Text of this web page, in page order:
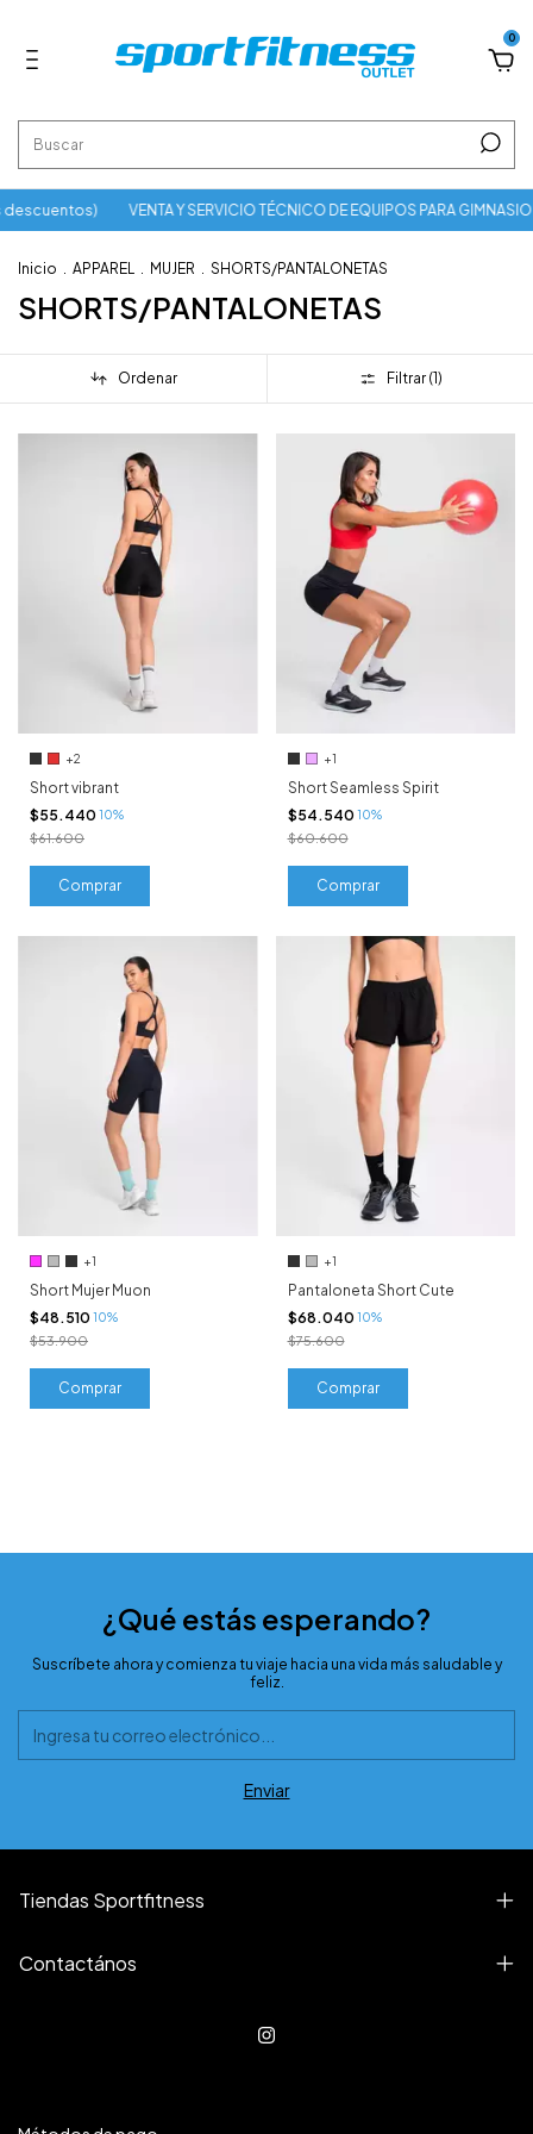
0
descuentos) VENTA Y SERVICIO TÉCNICO DE EQUIPOS PARA GIMNASIO
Inicio APPAREL MUJER SHORTS/PANTALONETAS
SHORTS/PANTALONETAS
Ordenar Filtrar (1)
+2
Short vibrant
$55.440 10%
$61.600
Comprar
+1
Short Seamless Spirit
$54.540 10%
$60.600
Comprar
+1
Short Mujer Muon
$48.510 10%
$53.900
Comprar
+1
Pantaloneta Short Cute
$68.040 10%
$75.600
Comprar
¿Qué estás esperando?
Suscríbete ahora y comienza tu viaje hacia una vida más saludable y
feliz.
Tiendas Sportfitness
Contactános